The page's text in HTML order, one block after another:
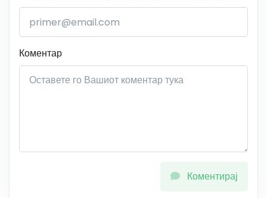
Коментар
Коментирај